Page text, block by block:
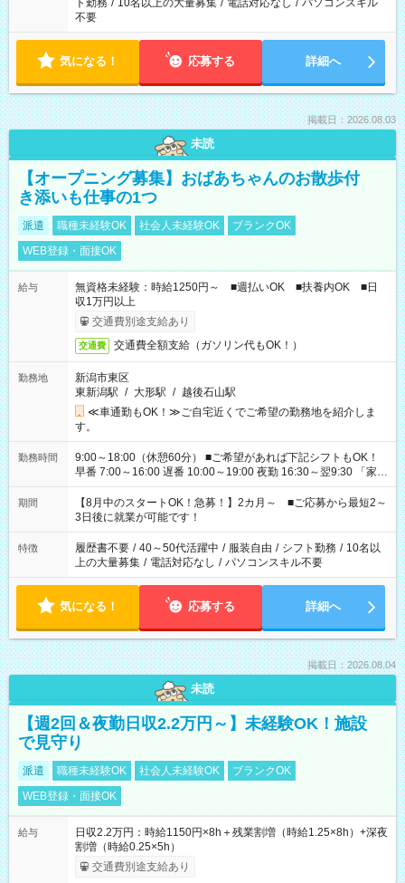
ト勤務 / 10名以上の大量募集 / 電話対応なし / パソコンスキル
不要
気になる！ 応募する 詳細へ
掲載日：2026.08.03
未読
【オープニング募集】おばあちゃんのお散歩付
き添いも仕事の1つ
派遣 職種未経験OK 社会人未経験OK
ブランクOK
WEB登録・面接OK
給与
無資格未経験：時給1250円～ ■週払いOK ■扶養内OK ■日
収1万円以上
交通費別途支給あり
交通費 交通費全額支給（ガソリン代もOK！）
勤務地
新潟市東区
東新潟駅 / 大形駅 / 越後石山駅
≪車通勤もOK！≫ご自宅近くでご希望の勤務地を紹介しま
す。
勤務時間
9:00～18:00（休憩60分） ■ご希望があれば下記シフトもOK！
早番 7:00～16:00 遅番 10:00～19:00 夜勤 16:30～翌9:30 「家族
と休みを合わせたい」 「余裕を持って夕飯の準備がしたい」
「できれば残業はしたくない」 など、ご希望を教えてください
ね。 ※Wワーク希望の方へ 今ご覧のお仕事で希望する勤務時間
と、もう1つのお仕事の勤務時間。 合計で週40時間を超える場
合は応募できません。
期間
【8月中のスタートOK！急募！】2カ月～ ■ご応募から最短2～
3日後に就業が可能です！
特徴 履歴書不要 / 40～50代活躍中 / 服装自由 / シフト勤務 / 10名以
上の大量募集 / 電話対応なし / パソコンスキル不要
気になる！ 応募する 詳細へ
掲載日：2026.08.04
未読
【週2回＆夜勤日収2.2万円～】未経験OK！施設
で見守り
派遣 職種未経験OK 社会人未経験OK
ブランクOK
WEB登録・面接OK
給与
日収2.2万円：時給1150円×8h＋残業割増（時給1.25×8h）+深夜
割増（時給0.25×5h）
交通費別途支給あり